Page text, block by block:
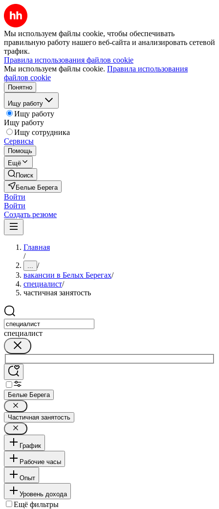
Мы используем файлы cookie, чтобы обеспечивать
правильную работу нашего веб-сайта и анализировать сетевой
трафик.
Правила использования файлов cookie
Мы используем файлы cookie. Правила использования
файлов cookie
Понятно
Ищу работу
Ищу работу
Ищу работу
Ищу сотрудника
Сервисы
Помощь
Ещё
Поиск
Белые Берега
Войти
Войти
Создать резюме
Главная
/
... /
вакансии в Белых Берегах/
специалист/
частичная занятость
специалист
Белые Берега
Частичная занятость
График
Рабочие часы
Опыт
Уровень дохода
Ещё фильтры